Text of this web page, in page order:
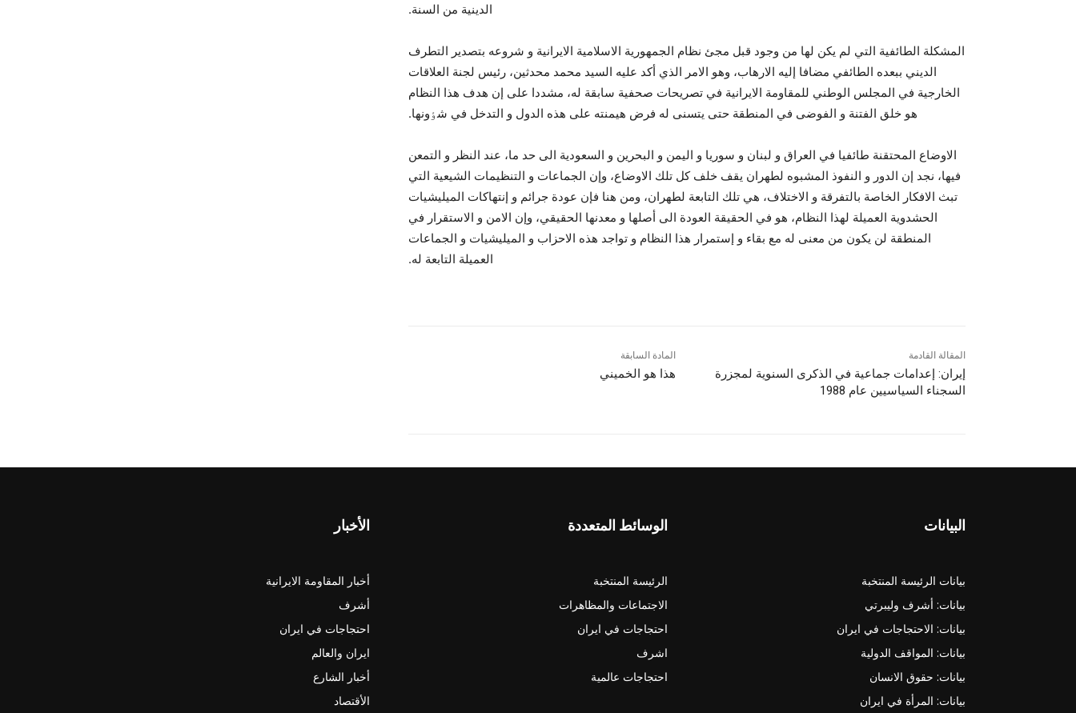
الدينية من السنة.
المشکلة الطائفية التي لم يکن لها من وجود قبل مجئ نظام الجمهورية الاسلامية الايرانية و شروعه بتصدير التطرف
الديني ببعده الطائفي مضافا إليه الارهاب، وهو الامر الذي أکد عليه السيد محمد محدثين، رئيس لجنة العلاقات
الخارجية في المجلس الوطني للمقاومة الايرانية في تصريحات صحفية سابقة له، مشددا على إن هدف هذا النظام
هو خلق الفتنة و الفوضى في المنطقة حتى يتسنى له فرض هيمنته على هذه الدول و التدخل في شٶونها.
الاوضاع المحتقنة طائفيا في العراق و لبنان و سوريا و اليمن و البحرين و السعودية الى حد ما، عند النظر و التمعن
فيها، نجد إن الدور و النفوذ المشبوه لطهران يقف خلف کل تلك الاوضاع، وإن الجماعات و التنظيمات الشيعية التي
تبث الافکار الخاصة بالتفرقة و الاختلاف، هي تلك التابعة لطهران، ومن هنا فإن عودة جرائم و إنتهاکات الميليشيات
الحشدوية العميلة لهذا النظام، هو في الحقيقة العودة الى أصلها و معدنها الحقيقي، وإن الامن و الاستقرار في
المنطقة لن يکون من معنى له مع بقاء و إستمرار هذا النظام و تواجد هذه الاحزاب و الميليشيات و الجماعات
العميلة التابعة له.
المادة السابقة
هذا هو الخميني
المقالة القادمة
إيران: إعدامات جماعية في الذكرى السنوية لمجزرة
السجناء السياسيين عام 1988
الأخبار
أخبار المقاومة الايرانية
أشرف
احتجاجات في ايران
ايران والعالم
أخبار الشارع
الأقتصاد
الوسائط المتعددة
الرئيسة المنتخبة
الاجتماعات والمظاهرات
احتجاجات في ايران
اشرف
احتجاجات عالمية
البيانات
بيانات الرئيسة المنتخبة
بيانات: أشرف وليبرتي
بيانات: الاحتجاجات في ايران
بيانات: المواقف الدولية
بيانات: حقوق الانسان
بيانات: المرأة في ايران